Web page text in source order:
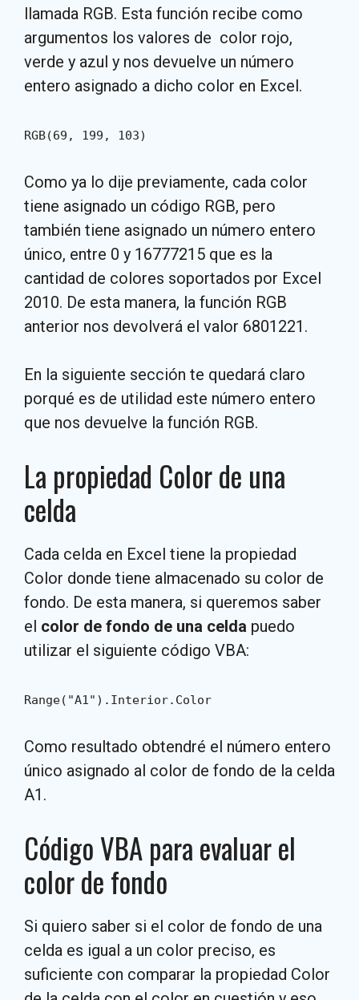
llamada RGB. Esta función recibe como
argumentos los valores de color rojo,
verde y azul y nos devuelve un número
entero asignado a dicho color en Excel.
RGB(69, 199, 103)
Como ya lo dije previamente, cada color
tiene asignado un código RGB, pero
también tiene asignado un número entero
único, entre 0 y 16777215 que es la
cantidad de colores soportados por Excel
2010. De esta manera, la función RGB
anterior nos devolverá el valor 6801221.
En la siguiente sección te quedará claro
porqué es de utilidad este número entero
que nos devuelve la función RGB.
La propiedad Color de una
celda
Cada celda en Excel tiene la propiedad
Color donde tiene almacenado su color de
fondo. De esta manera, si queremos saber
el color de fondo de una celda puedo
utilizar el siguiente código VBA:
Range("A1").Interior.Color
Como resultado obtendré el número entero
único asignado al color de fondo de la celda
A1.
Código VBA para evaluar el
color de fondo
Si quiero saber si el color de fondo de una
celda es igual a un color preciso, es
suficiente con comparar la propiedad Color